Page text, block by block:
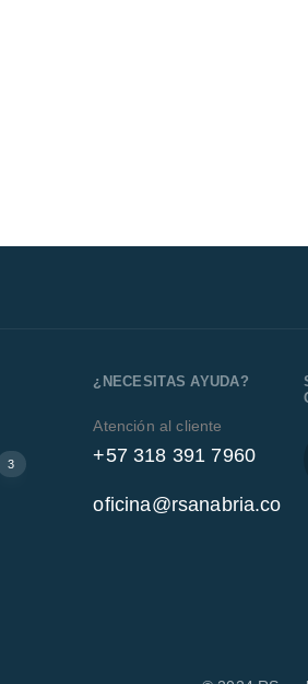
3
¿NECESITAS AYUDA?
Atención al cliente
+57 318 391 7960
oficina@rsanabria.co